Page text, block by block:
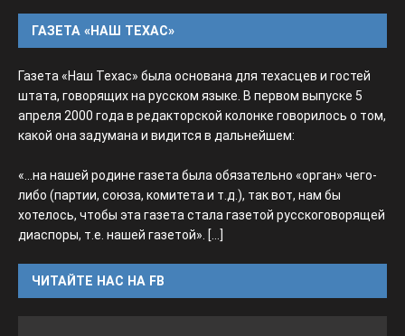
ГАЗЕТА «НАШ ТЕХАС»
Газета «Наш Техас» была основана для техасцев и гостей
штата, говорящих на русском языке. В первом выпуске 5
апреля 2000 года в редакторской колонке говорилось о том,
какой она задумана и видится в дальнейшем:
«...на нашей родине газета была обязательно «орган» чего-
либо (партии, союза, комитета и т.д.), так вот, нам бы
хотелось, чтобы эта газета стала газетой русскоговорящей
диаспоры, т.е. нашей газетой». [...]
ЧИТАЙТЕ НАС НА FB